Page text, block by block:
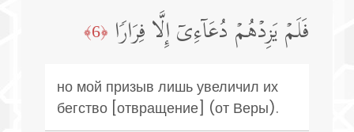
فَلَمۡ یَزِدۡهُمۡ دُعَاۤءِیۤ إِلَّا فِرَارࣰا ﴿6﴾
но мой призыв лишь увеличил их
бегство [отвращение] (от Веры).